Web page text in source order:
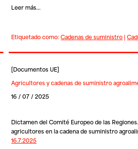
Leer más...
Etiquetado como:Cadenas de suministro |
[Documentos UE]
Agricultores y cadenas de suministro
16 / 07 / 2025
Dictamen del Comité Europeo de las
agricultores en la cadena de suministro
16.7.2025